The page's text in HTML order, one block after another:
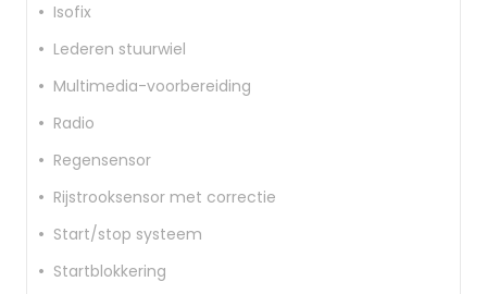
Isofix
Lederen stuurwiel
Multimedia-voorbereiding
Radio
Regensensor
Rijstrooksensor met correctie
Start/stop systeem
Startblokkering